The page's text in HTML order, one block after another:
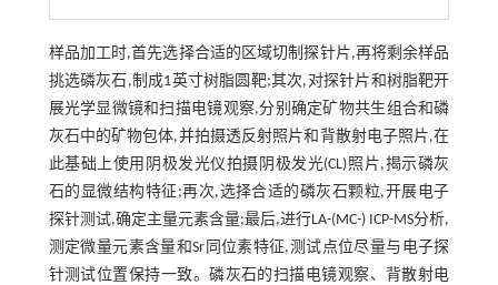
样品加工时,首先选择合适的区域切制探针片,再将剩余样品
挑选磷灰石,制成1英寸树脂圆靶;其次,对探针片和树脂靶开
展光学显微镜和扫描电镜观察,分别确定矿物共生组合和磷
灰石中的矿物包体,并拍摄透反射照片和背散射电子照片,在
此基础上使用阴极发光仪拍摄阴极发光(CL)照片,揭示磷灰
石的显微结构特征;再次,选择合适的磷灰石颗粒,开展电子
探针测试,确定主量元素含量;最后,进行LA-(MC-) ICP-MS分析,
测定微量元素含量和Sr同位素特征,测试点位尽量与电子探
针测试位置保持一致。磷灰石的扫描电镜观察、背散射电